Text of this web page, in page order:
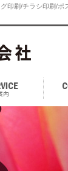
印刷/チラシ印刷/